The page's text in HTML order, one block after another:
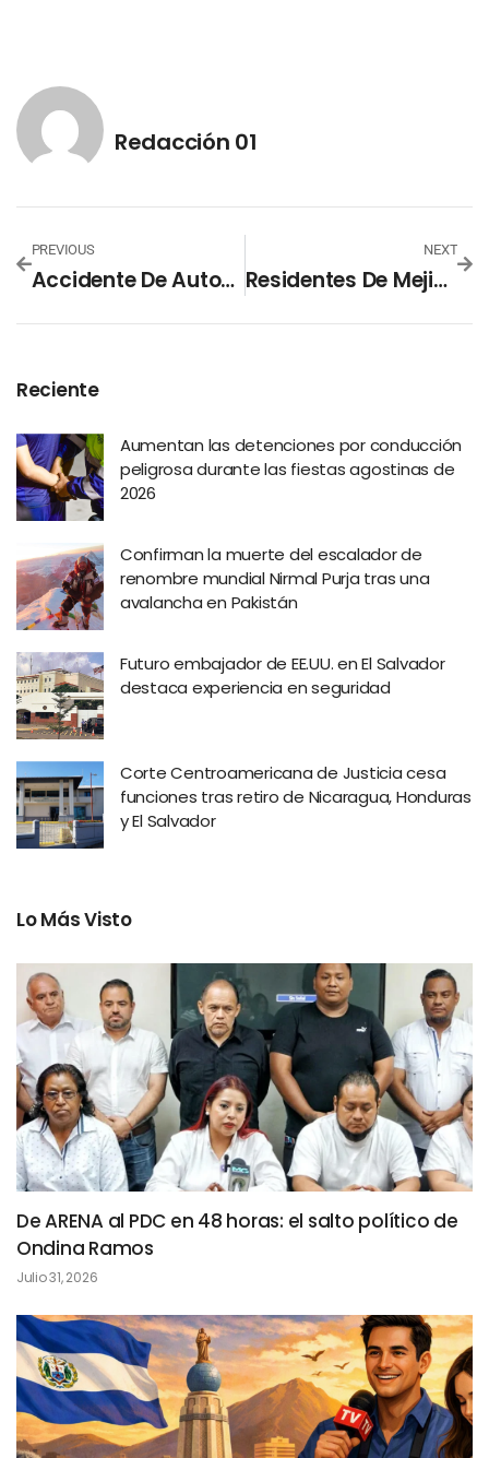
Redacción 01
PREVIOUS
Accidente De Autobús En Sonsonate Deja Varios Heridos
NEXT
Residentes De Mejicanos Denuncian Que Agencia De Autos Ocupa Espacios Públicos
Reciente
Aumentan las detenciones por conducción
peligrosa durante las fiestas agostinas de
2026
Confirman la muerte del escalador de
renombre mundial Nirmal Purja tras una
avalancha en Pakistán
Futuro embajador de EE.UU. en El Salvador
destaca experiencia en seguridad
Corte Centroamericana de Justicia cesa
funciones tras retiro de Nicaragua, Honduras
y El Salvador
Lo Más Visto
De ARENA al PDC en 48 horas: el salto político de
Ondina Ramos
Julio 31, 2026